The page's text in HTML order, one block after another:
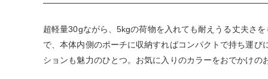
超軽量30gながら、5kgの荷物を入れても耐えうる丈夫さ
で、本体内側のポーチに収納すればコンパクトで持ち運び
ションも魅力のひとつ。お気に入りのカラーをおでかけの